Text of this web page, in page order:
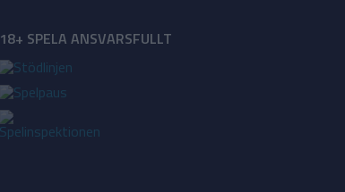
18+ SPELA ANSVARSFULLT